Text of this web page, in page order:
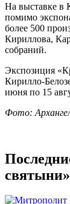
На выставке в
помимо
более 500
Кириллова,
собраний.
Экспозиция
Кирилло-
июня по 15
Фото:
святыни»